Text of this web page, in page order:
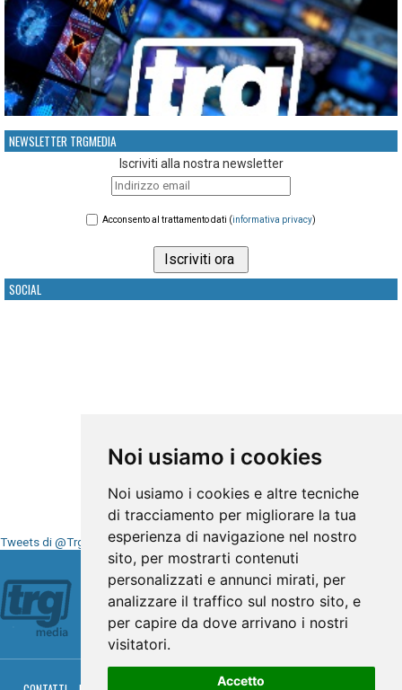
Noi usiamo i cookies
Noi usiamo i cookies e altre tecniche
di tracciamento per migliorare la tua
esperienza di navigazione nel nostro
sito, per mostrarti contenuti
personalizzati e annunci mirati, per
analizzare il traffico sul nostro sito, e
per capire da dove arrivano i nostri
visitatori.
Accetto
NEWSLETTER TRGMEDIA
Iscriviti alla nostra newsletter
Acconsento al trattamento dati (informativa privacy)
SOCIAL
Tweets di @TrgMedia
Seguici su